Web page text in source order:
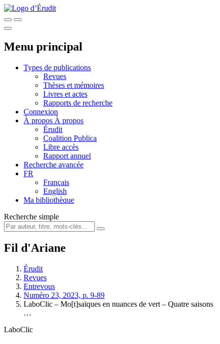
Menu principal
Types de publications
Revues
Thèses et mémoires
Livres et actes
Rapports de recherche
Connexion
À propos À propos
Érudit
Coalition Publica
Libre accès
Rapport annuel
Recherche avancée
FR
Français
English
Ma bibliothèque
Recherche simple
Fil d'Ariane
Érudit
Revues
Entrevous
Numéro 23, 2023, p. 9-89
LaboClic – Mo[t]saïques en nuances de vert – Quatre saisons
…
LaboClic